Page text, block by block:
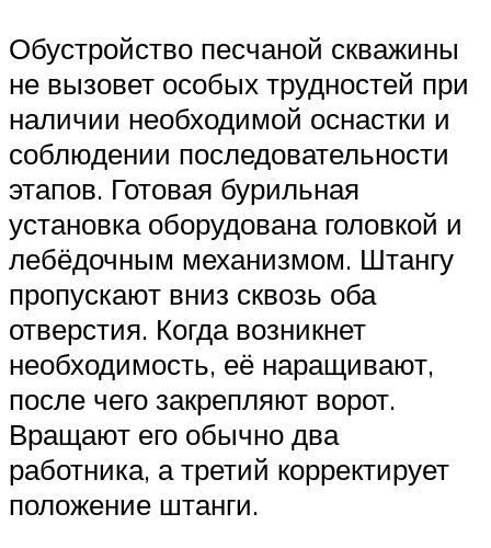
Обустройство песчаной скважины
не вызовет особых трудностей при
наличии необходимой оснастки и
соблюдении последовательности
этапов. Готовая бурильная
установка оборудована головкой и
лебёдочным механизмом. Штангу
пропускают вниз сквозь оба
отверстия. Когда возникнет
необходимость, её наращивают,
после чего закрепляют ворот.
Вращают его обычно два
работника, а третий корректирует
положение штанги.